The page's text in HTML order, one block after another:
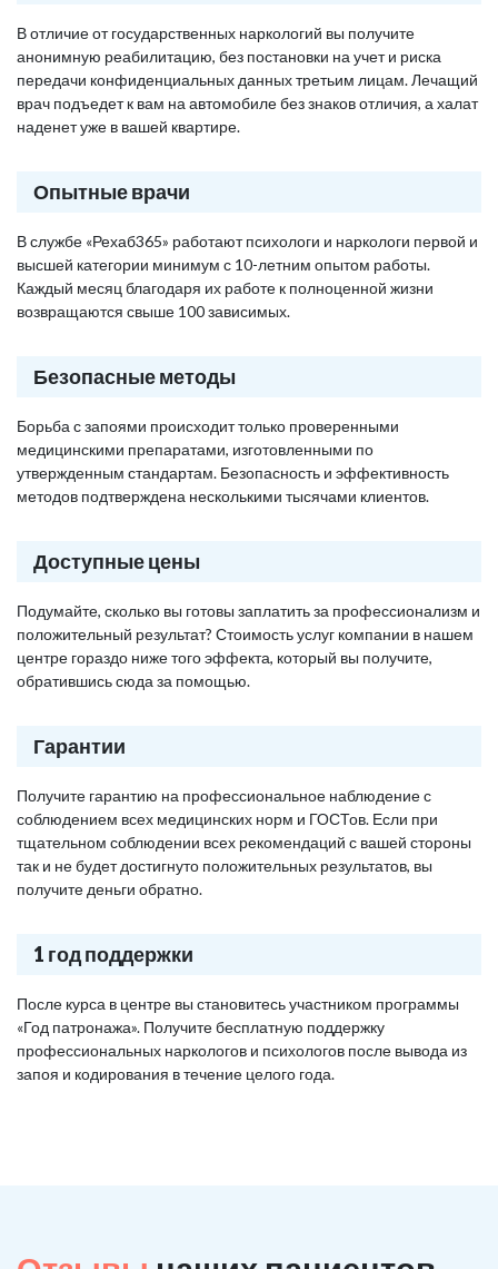
В отличие от государственных наркологий вы получите
анонимную реабилитацию, без постановки на учет и риска
передачи конфиденциальных данных третьим лицам. Лечащий
врач подъедет к вам на автомобиле без знаков отличия, а халат
наденет уже в вашей квартире.
Опытные врачи
В службе «Рехаб365» работают психологи и наркологи первой и
высшей категории минимум с 10-летним опытом работы.
Каждый месяц благодаря их работе к полноценной жизни
возвращаются свыше 100 зависимых.
Безопасные методы
Борьба с запоями происходит только проверенными
медицинскими препаратами, изготовленными по
утвержденным стандартам. Безопасность и эффективность
методов подтверждена несколькими тысячами клиентов.
Доступные цены
Подумайте, сколько вы готовы заплатить за профессионализм и
положительный результат? Стоимость услуг компании в нашем
центре гораздо ниже того эффекта, который вы получите,
обратившись сюда за помощью.
Гарантии
Получите гарантию на профессиональное наблюдение с
соблюдением всех медицинских норм и ГОСТов. Если при
тщательном соблюдении всех рекомендаций с вашей стороны
так и не будет достигнуто положительных результатов, вы
получите деньги обратно.
1 год поддержки
После курса в центре вы становитесь участником программы
«Год патронажа». Получите бесплатную поддержку
профессиональных наркологов и психологов после вывода из
запоя и кодирования в течение целого года.